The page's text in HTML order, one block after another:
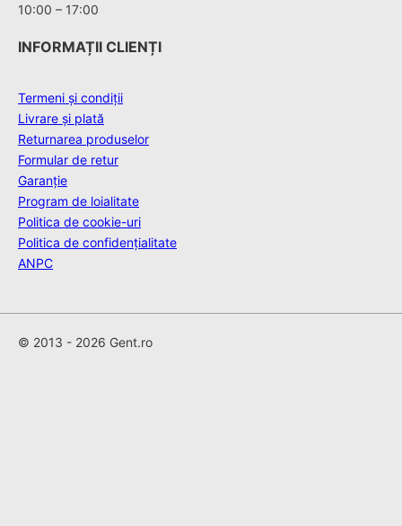
10:00 – 17:00
INFORMAȚII CLIENȚI
Termeni și condiții
Livrare și plată
Returnarea produselor
Formular de retur
Garanție
Program de loialitate
Politica de cookie-uri
Politica de confidențialitate
ANPC
© 2013 - 2026 Gent.ro